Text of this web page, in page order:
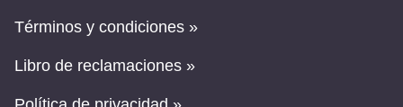
Términos y condiciones »
Libro de reclamaciones »